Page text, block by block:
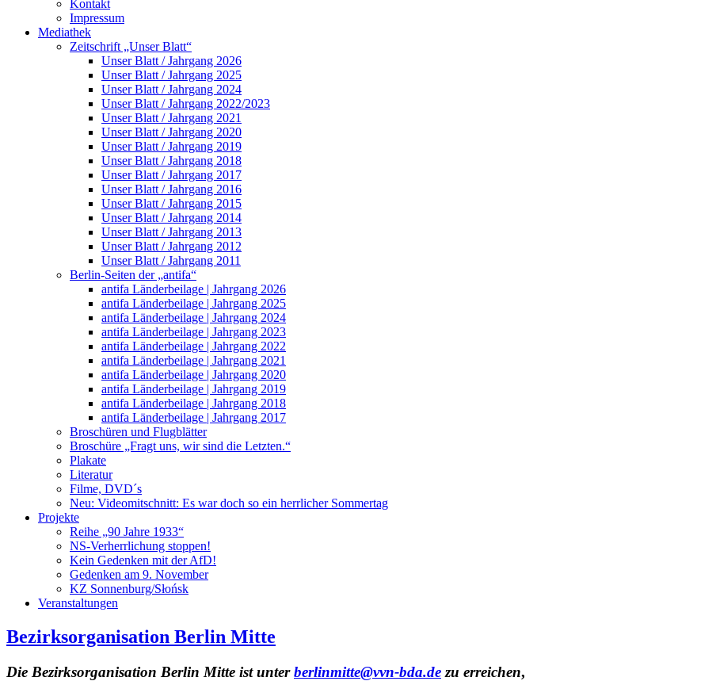
Kontakt
Impressum
Mediathek
Zeitschrift „Unser Blatt“
Unser Blatt / Jahrgang 2026
Unser Blatt / Jahrgang 2025
Unser Blatt / Jahrgang 2024
Unser Blatt / Jahrgang 2022/2023
Unser Blatt / Jahrgang 2021
Unser Blatt / Jahrgang 2020
Unser Blatt / Jahrgang 2019
Unser Blatt / Jahrgang 2018
Unser Blatt / Jahrgang 2017
Unser Blatt / Jahrgang 2016
Unser Blatt / Jahrgang 2015
Unser Blatt / Jahrgang 2014
Unser Blatt / Jahrgang 2013
Unser Blatt / Jahrgang 2012
Unser Blatt / Jahrgang 2011
Berlin-Seiten der „antifa“
antifa Länderbeilage | Jahrgang 2026
antifa Länderbeilage | Jahrgang 2025
antifa Länderbeilage | Jahrgang 2024
antifa Länderbeilage | Jahrgang 2023
antifa Länderbeilage | Jahrgang 2022
antifa Länderbeilage | Jahrgang 2021
antifa Länderbeilage | Jahrgang 2020
antifa Länderbeilage | Jahrgang 2019
antifa Länderbeilage | Jahrgang 2018
antifa Länderbeilage | Jahrgang 2017
Broschüren und Flugblätter
Broschüre „Fragt uns, wir sind die Letzten.“
Plakate
Literatur
Filme, DVD´s
Neu: Videomitschnitt: Es war doch so ein herrlicher Sommertag
Projekte
Reihe „90 Jahre 1933“
NS-Verherrlichung stoppen!
Kein Gedenken mit der AfD!
Gedenken am 9. November
KZ Sonnenburg/Słońsk
Veranstaltungen
Bezirksorganisation Berlin Mitte
Die Bezirksorganisation Berlin Mitte ist unterberlinmitte@vvn-bda.de zu erreichen,